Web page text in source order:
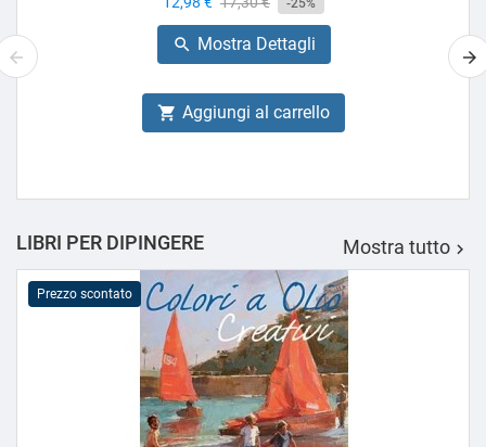
base
-25%
 Mostra Dettagli
 Aggiungi al carrello
LIBRI PER DIPINGERE Mostra tutto 
Prezzo scontato